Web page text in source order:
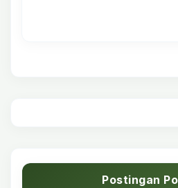
Postingan